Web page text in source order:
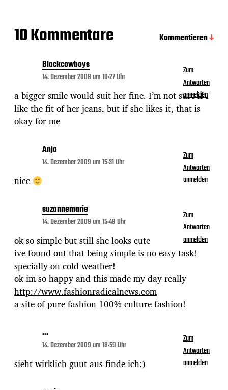
m
10 Kommentare
Kommentieren
Blackcowboys
14. Dezember 2009 um 10:27 Uhr
a bigger smile would suit her fine. I’m not sure if I
like the fit of her jeans, but if she likes it, that is
okay for me
Zum
Antworten
anmelden
Anja
14. Dezember 2009 um 15:31 Uhr
nice
Zum
Antworten
anmelden
suzannemarie
14. Dezember 2009 um 15:49 Uhr
ok so simple but still she looks cute
ive found out that being simple is no easy task!
specially on cold weather!
ok im so happy and this made my day really
http://www.fashionradicalnews.com
a site of pure fashion 100% culture fashion!
Zum
Antworten
anmelden
...
14. Dezember 2009 um 18:59 Uhr
sieht wirklich guut aus finde ich:)
Zum
Antworten
anmelden